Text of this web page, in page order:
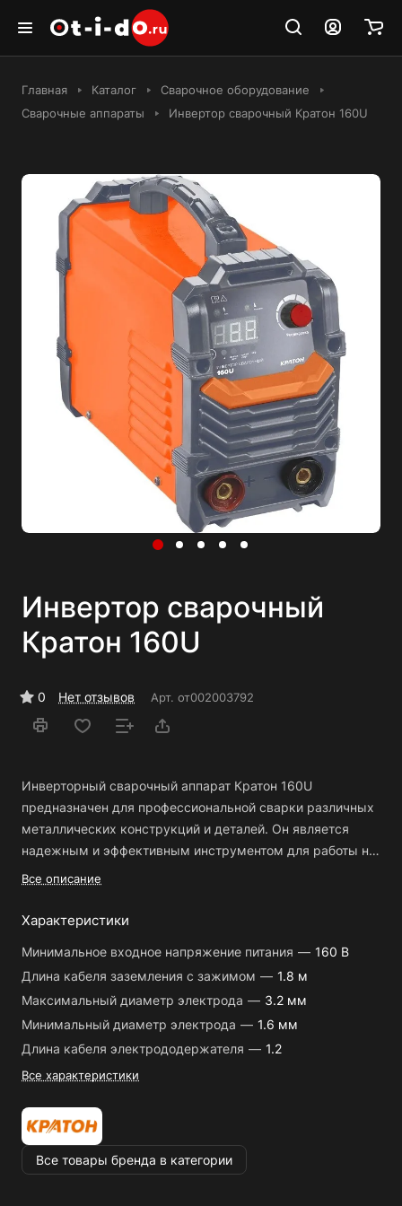
Главная Каталог
Сварочное оборудование
Сварочные аппараты
Инвертор сварочный Кратон 160U
Инвертор сварочный
Кратон 160U
0 Нет отзывов Арт. от002003792
Инверторный сварочный аппарат Кратон 160U
предназначен для профессиональной сварки различных
металлических конструкций и деталей. Он является
надежным и эффективным инструментом для работы на
строительных площадках, в автосервисах,
требуется качественная и точная сварка.
Особенности:
- Максимальный диаметр электрода - 3,2 мм, что
позволяет работать с различными типами электродов и
обеспечивает широкий диапазон применения аппарата;
- Активная потребляемая мощность составляет 6,2 кВт,
энергоэффективным;
- Инверторная технология обеспечивает стабильный и
плавный сварочный ток, что позволяет получать
качественные и прочные швы;
- Наличие защиты от перегрева и короткого замыкания
Все описание
Характеристики
Минимальное входное напряжение питания — 160 В
Длина кабеля заземления с зажимом — 1.8 м
Максимальный диаметр электрода — 3.2 мм
Минимальный диаметр электрода — 1.6 мм
Длина кабеля электрододержателя — 1.2
Все характеристики
Все товары бренда в категории